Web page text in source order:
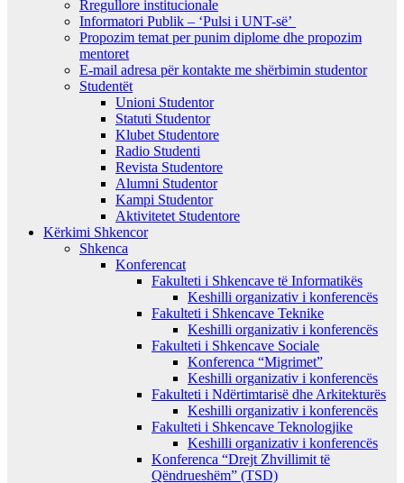
Rregullore institucionale
Informatori Publik – ‘Pulsi i UNT-së’
Propozim temat per punim diplome dhe propozim
mentoret
E-mail adresa për kontakte me shërbimin studentor
Studentët
Unioni Studentor
Statuti Studentor
Klubet Studentore
Radio Studenti
Revista Studentore
Alumni Studentor
Kampi Studentor
Aktivitetet Studentore
Kërkimi Shkencor
Shkenca
Konferencat
Fakulteti i Shkencave të Informatikës
Keshilli organizativ i konferencës
Fakulteti i Shkencave Teknike
Keshilli organizativ i konferencës
Fakulteti i Shkencave Sociale
Konferenca “Migrimet”
Keshilli organizativ i konferencës
Fakulteti i Ndërtimtarisë dhe Arkitekturës
Keshilli organizativ i konferencës
Fakulteti i Shkencave Teknologjike
Keshilli organizativ i konferencës
Konferenca “Drejt Zhvillimit të
Qëndrueshëm” (TSD)